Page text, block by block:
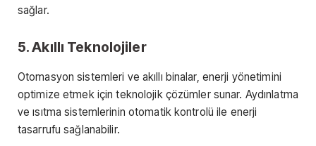
sağlar.
5. Akıllı Teknolojiler
Otomasyon sistemleri ve akıllı binalar, enerji yönetimini
optimize etmek için teknolojik çözümler sunar. Aydınlatma
ve ısıtma sistemlerinin otomatik kontrolü ile enerji
tasarrufu sağlanabilir.